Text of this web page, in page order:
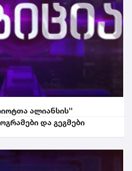
ალიანსის''
და გეგმები